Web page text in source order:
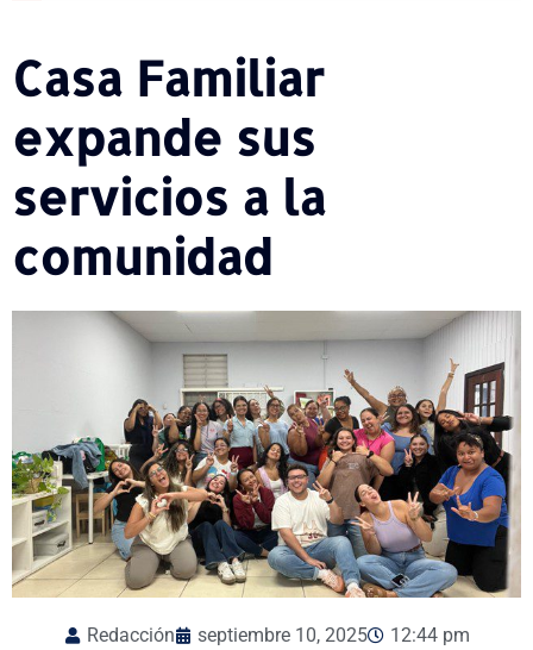
Casa Familiar
expande sus
servicios a la
comunidad
Redacción septiembre 10, 2025
12:44 pm